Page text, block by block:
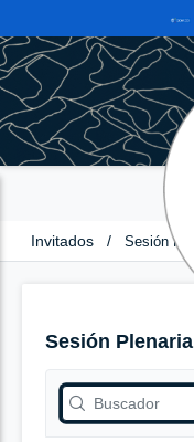
Invitados / Sesión
Sesión Plenaria